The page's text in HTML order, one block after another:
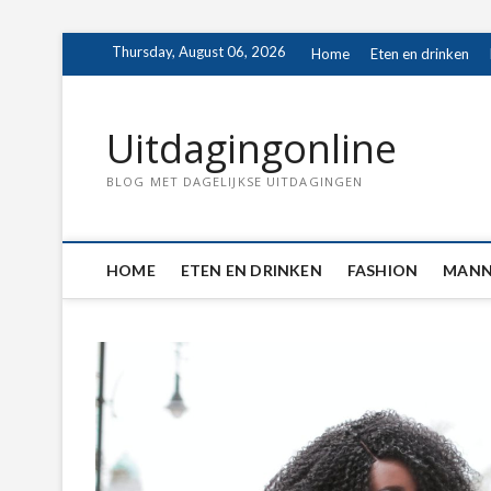
Thursday, August 06, 2026 Home Eten en drinken
Uitdagingonline
BLOG MET DAGELIJKSE UITDAGINGEN
HOME ETEN EN DRINKEN FASHION